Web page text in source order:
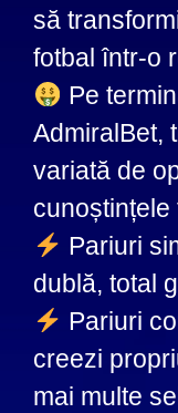
să
fotbal într-o
Pe
AdmiralBet,
variată de
cunoștințele
Pariuri
dublă, total
Pariuri
creezi
mai multe